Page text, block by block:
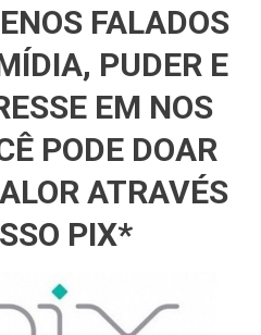
FALADOS
PUDER E
EM NOS
PODE DOAR
ATRAVÉS
PIX*